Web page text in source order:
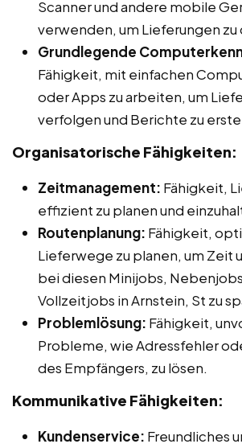
Scanner und andere mobile
verwenden, um Lieferungen
Grundlegende
Fähigkeit, mit einfachen
oder Apps zu arbeiten, um
verfolgen und Berichte zu
Organisatorische Fähigkeiten:
Zeitmanagement: Fähigkeit,
effizient zu planen und
Routenplanung: Fähigkeit,
Lieferwege zu planen, um Zeit
bei diesen Minijobs,
Vollzeitjobs in Arnstein, St zu
Problemlösung: Fähigkeit,
Probleme, wie Adressfehler
des Empfängers, zu lösen.
Kommunikative Fähigkeiten:
Kundenservice: Freundliches